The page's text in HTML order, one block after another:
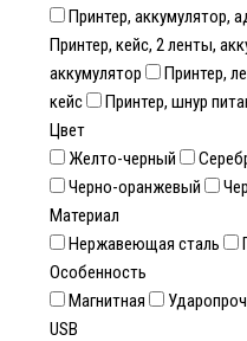
Принтер, аккумулятор,
Принтер, кейс, 2 ленты,
аккумулятор
Принтер,
кейс
Принтер, шнур
Цвет
Желто-черный
Черно-оранжевый
Материал
Нержавеющая сталь
Особенность
Магнитная
USB